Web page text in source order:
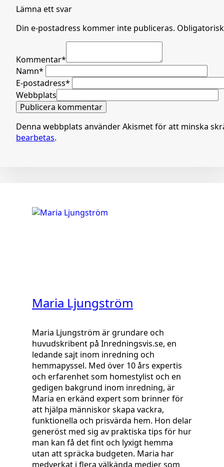
Lämna ett svar
Din e-postadress kommer inte publiceras.
Kommentar*
Namn*
E-postadress*
Webbplats
Denna webbplats använder Akismet för att minska
bearbetas.
Maria Ljungström
Maria Ljungström är grundare och
huvudskribent på Inredningsvis.se, en
ledande sajt inom inredning och
hemmapyssel. Med över 10 års expertis
och erfarenhet som homestylist och en
gedigen bakgrund inom inredning, är
Maria en erkänd expert som brinner för
att hjälpa människor skapa vackra,
funktionella och prisvärda hem. Hon delar
generöst med sig av praktiska tips för hur
man kan få det fint och lyxigt hemma
utan att spräcka budgeten. Maria har
medverkat i flera välkända medier som